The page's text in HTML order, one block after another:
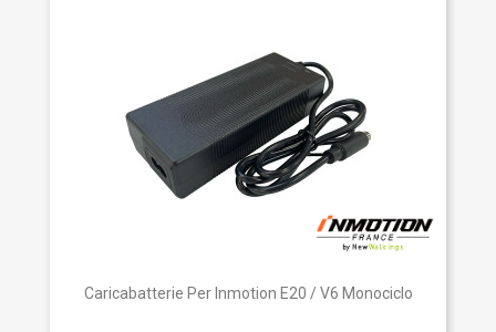
Caricabatterie Per Inmotion E20 / V6 Monociclo